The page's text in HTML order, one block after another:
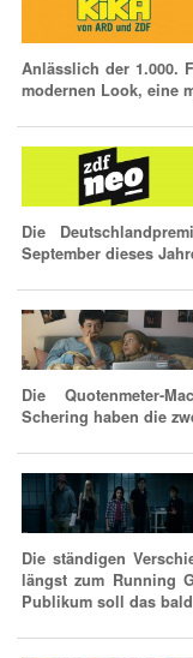
Anlässlich der 1.000.
modernen Look, eine
Die
September dieses
Die Quotenmeter-
Schering haben die
Die ständigen
längst zum Running
Publikum soll das